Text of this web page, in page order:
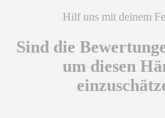
Hilf uns mit deinem
Sind die
um diesen